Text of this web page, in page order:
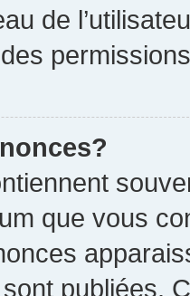
de
que vous
publiées.